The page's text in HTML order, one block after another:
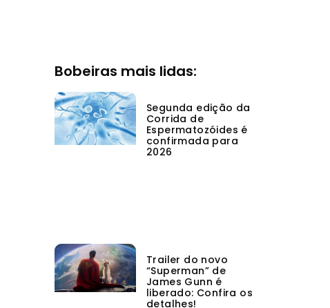
Bobeiras mais lidas:
Segunda edição da
Corrida de
Espermatozóides é
confirmada para
2026
Trailer do novo
“Superman” de
James Gunn é
liberado: Confira os
detalhes!